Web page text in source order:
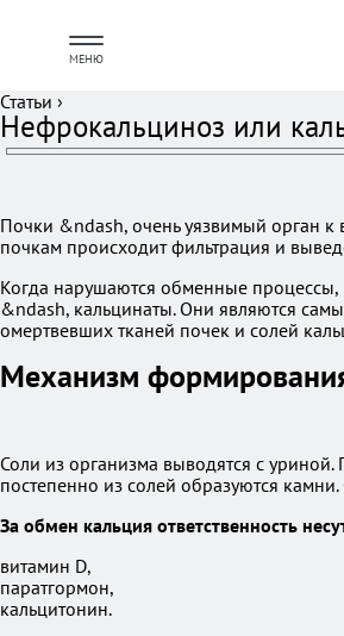
МЕНЮ
Статьи ›
Нефрокальциноз или
Почки &ndash, очень уязвимый орган к
почкам происходит фильтрация и
Когда нарушаются обменные процессы,
&ndash, кальцинаты. Они являются
омертвевших тканей почек и солей
Механизм
Соли из организма выводятся с
постепенно из солей образуются
За обмен кальция ответственность
витамин D,
паратгормон,
кальцитонин.